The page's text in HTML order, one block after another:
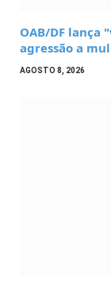
OAB/DF lança
agressão a
AGOSTO 8, 2026